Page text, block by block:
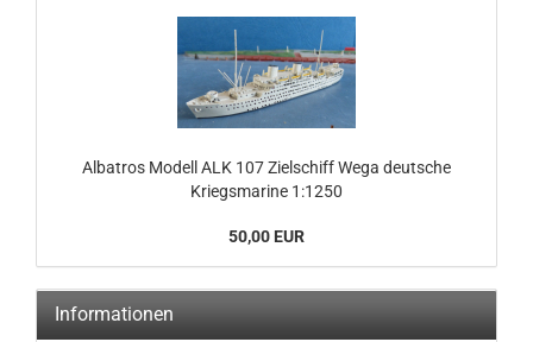
Albatros Modell ALK 107 Zielschiff Wega deutsche
Kriegsmarine 1:1250
50,00 EUR
Informationen